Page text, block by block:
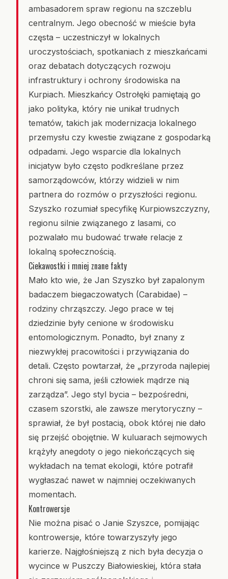
ambasadorem spraw regionu na szczeblu
centralnym. Jego obecność w mieście była
częsta – uczestniczył w lokalnych
uroczystościach, spotkaniach z mieszkańcami
oraz debatach dotyczących rozwoju
infrastruktury i ochrony środowiska na
Kurpiach. Mieszkańcy Ostrołęki pamiętają go
jako polityka, który nie unikał trudnych
tematów, takich jak modernizacja lokalnego
przemysłu czy kwestie związane z gospodarką
odpadami. Jego wsparcie dla lokalnych
inicjatyw było często podkreślane przez
samorządowców, którzy widzieli w nim
partnera do rozmów o przyszłości regionu.
Szyszko rozumiał specyfikę Kurpiowszczyzny,
regionu silnie związanego z lasami, co
pozwalało mu budować trwałe relacje z
lokalną społecznością.
Ciekawostki i mniej znane fakty
Mało kto wie, że Jan Szyszko był zapalonym
badaczem biegaczowatych (Carabidae) –
rodziny chrząszczy. Jego prace w tej
dziedzinie były cenione w środowisku
entomologicznym. Ponadto, był znany z
niezwykłej pracowitości i przywiązania do
detali. Często powtarzał, że „przyroda najlepiej
chroni się sama, jeśli człowiek mądrze nią
zarządza”. Jego styl bycia – bezpośredni,
czasem szorstki, ale zawsze merytoryczny –
sprawiał, że był postacią, obok której nie dało
się przejść obojętnie. W kuluarach sejmowych
krążyły anegdoty o jego niekończących się
wykładach na temat ekologii, które potrafił
wygłaszać nawet w najmniej oczekiwanych
momentach.
Kontrowersje
Nie można pisać o Janie Szyszce, pomijając
kontrowersje, które towarzyszyły jego
karierze. Najgłośniejszą z nich była decyzja o
wycince w Puszczy Białowieskiej, która stała